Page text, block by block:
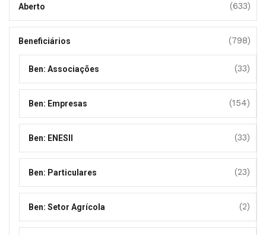
Aberto (633)
Beneficiários (798)
Ben: Associações (33)
Ben: Empresas (154)
Ben: ENESII (33)
Ben: Particulares (23)
Ben: Setor Agrícola (2)